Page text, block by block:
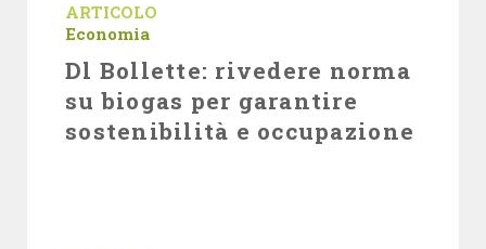
ARTICOLO
Economia
Dl Bollette: rivedere norma
su biogas per garantire
sostenibilità e occupazione